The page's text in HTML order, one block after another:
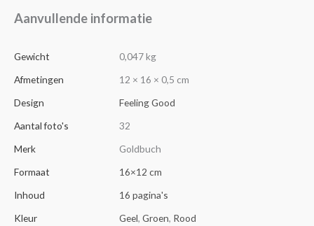
Aanvullende informatie
Gewicht
0,047 kg
Afmetingen
12 × 16 × 0,5 cm
Design
Feeling Good
Aantal foto's
32
Merk
Goldbuch
Formaat
16×12 cm
Inhoud
16 pagina's
Kleur
Geel, Groen, Rood